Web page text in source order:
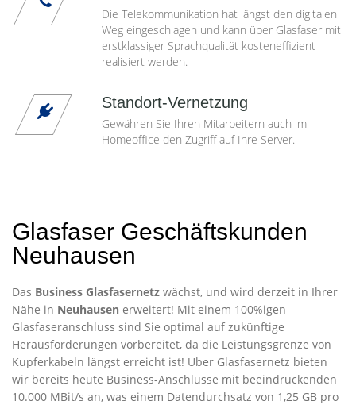
Die Telekommunikation hat längst den digitalen
Weg eingeschlagen und kann über Glasfaser mit
erstklassiger Sprachqualität kosteneffizient
realisiert werden.
Standort-Vernetzung
Gewähren Sie Ihren Mitarbeitern auch im
Homeoffice den Zugriff auf Ihre Server.
Glasfaser Geschäftskunden
Neuhausen
Das Business Glasfasernetz wächst, und wird derzeit in Ihrer
Nähe in Neuhausen erweitert! Mit einem 100%igen
Glasfaseranschluss sind Sie optimal auf zukünftige
Herausforderungen vorbereitet, da die Leistungsgrenze von
Kupferkabeln längst erreicht ist! Über Glasfasernetz bieten
wir bereits heute Business-Anschlüsse mit beeindruckenden
10.000 MBit/s an, was einem Datendurchsatz von 1,25 GB pro